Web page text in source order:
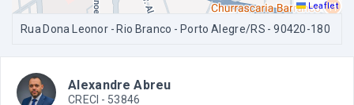
Leaflet
Rua Dona Leonor - Rio Branco - Porto Alegre/RS - 90420-180
Alexandre Abreu
CRECI - 53846